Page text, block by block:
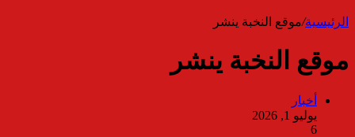
الرئيسية/موقع النخبة ينشر
موقع النخبة ينشر
أخبار
يوليو 1, 2026
6